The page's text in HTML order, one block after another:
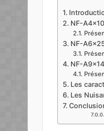
NF-
NF-
NF-
Les
Les